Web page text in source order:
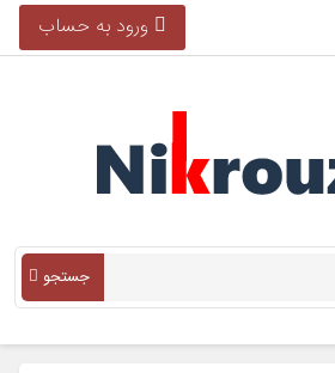
ورود به حساب
جستجو